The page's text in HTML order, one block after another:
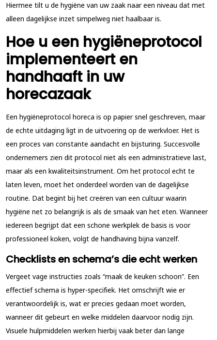
Hiermee tilt u de hygiëne van uw zaak naar een niveau dat met
alleen dagelijkse inzet simpelweg niet haalbaar is.
Hoe u een hygiëneprotocol
implementeert en
handhaaft in uw
horecazaak
Een hygiëneprotocol horeca is op papier snel geschreven, maar
de echte uitdaging ligt in de uitvoering op de werkvloer. Het is
een proces van constante aandacht en bijsturing. Succesvolle
ondernemers zien dit protocol niet als een administratieve last,
maar als een kwaliteitsinstrument. Om het protocol echt te
laten leven, moet het onderdeel worden van de dagelijkse
routine. Dat begint bij het creëren van een cultuur waarin
hygiëne net zo belangrijk is als de smaak van het eten. Wanneer
iedereen begrijpt dat een schone werkplek de basis is voor
professioneel koken, volgt de handhaving bijna vanzelf.
Checklists en schema’s die echt werken
Vergeet vage instructies zoals “maak de keuken schoon”. Een
effectief schema is hyper-specifiek. Het omschrijft wie er
verantwoordelijk is, wat er precies gedaan moet worden,
wanneer dit gebeurt en welke middelen daarvoor nodig zijn.
Visuele hulpmiddelen werken hierbij vaak beter dan lange